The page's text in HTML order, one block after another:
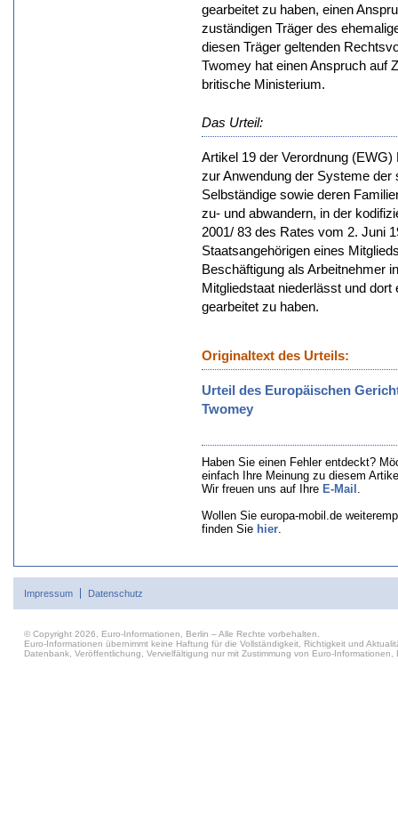
gearbeitet zu haben, einen
zuständigen Träger des
diesen Träger geltenden
Twomey hat einen Anspruch auf
britische Ministerium.
Das Urteil:
Artikel 19 der Verordnung
zur Anwendung der Systeme der
Selbständige sowie deren
zu- und abwandern, in der
2001/ 83 des Rates vom 2. Juni
Staatsangehörigen eines
Beschäftigung als Arbeitnehmer
Mitgliedstaat niederlässt und
gearbeitet zu haben.
Originaltext des Urteils:
Urteil des Europäischen
Twomey
Haben Sie einen Fehler entdeckt?
einfach Ihre Meinung zu diesem
Wir freuen uns auf Ihre E-Mail
Wollen Sie europa-mobil.de
finden Sie hier
Impressum Datenschutz
© Copyright 2026, Euro-Informationen, Berlin – Alle Rechte vorbehalten.
Euro-Informationen übernimmt keine Haftung für die Vollständigkeit, Richtigkeit und
Datenbank, Veröffentlichung, Vervielfältigung nur mit Zustimmung von Euro-Informationen,